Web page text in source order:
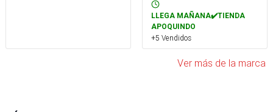
LLEGA MAÑANA✔️TIENDA
APOQUINDO
+5 Vendidos
Ver más de la marca